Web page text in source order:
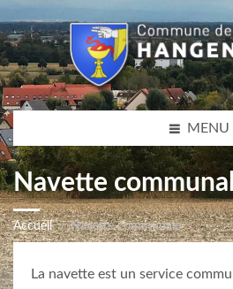
MENU
Navette
Accueil Navette communale
La navette est un service